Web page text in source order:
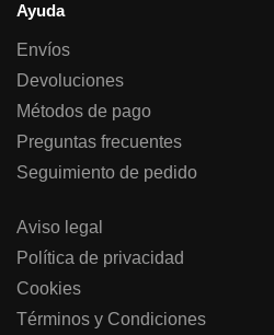
Ayuda
Envíos
Devoluciones
Métodos de pago
Preguntas frecuentes
Seguimiento de pedido
Aviso legal
Política de privacidad
Cookies
Términos y Condiciones